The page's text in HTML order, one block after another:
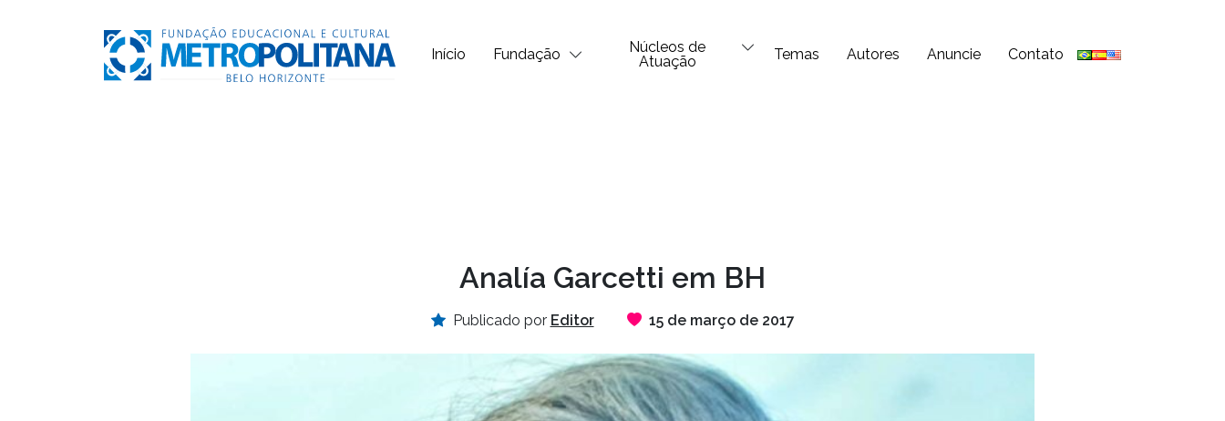
Início Fundação
Núcleos de
Atuação
Temas Autores Anuncie Contato
Analía Garcetti em BH
Publicado por Editor 15 de março de 2017